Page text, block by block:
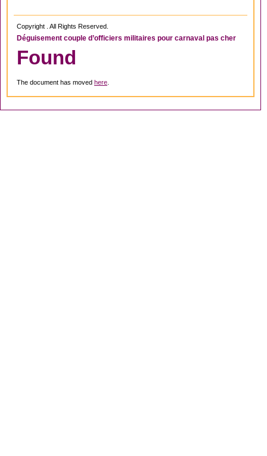
Copyright . All Rights Reserved.
Déguisement couple d’officiers militaires pour carnaval pas cher
Found
The document has moved here